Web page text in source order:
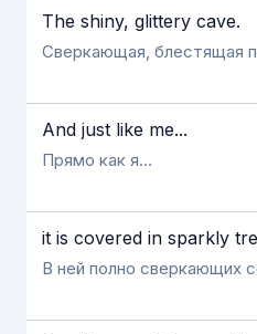
The shiny, glittery cave.
Сверкающая, блестящая
And just like me...
Прямо как я...
it is covered in sparkly
В ней полно сверкающих